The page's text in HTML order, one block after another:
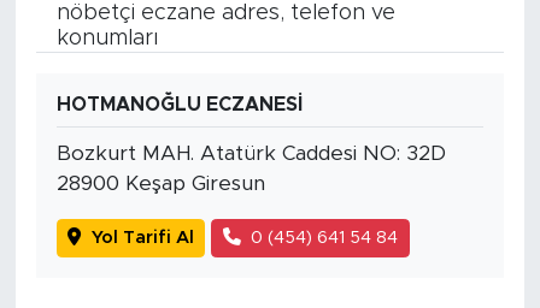
nöbetçi eczane adres, telefon ve
konumları
HOTMANOĞLU ECZANESİ
Bozkurt MAH. Atatürk Caddesi NO: 32D
28900 Keşap Giresun
Yol Tarifi Al 0 (454) 641 54 84